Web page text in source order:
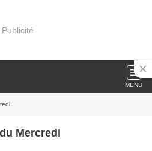
Publicité
MENU
Mercredi